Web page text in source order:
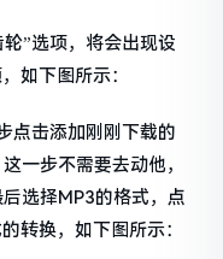
”选项，将会出现设
如下图所示：
点击添加刚刚下载的
一步不需要去动他，
选择MP3的格式，点
转换，如下图所示：